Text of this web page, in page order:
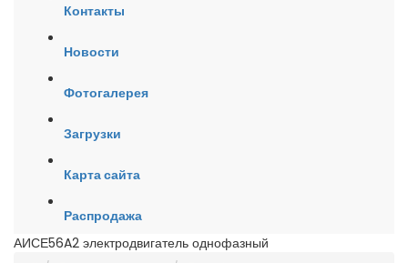
Контакты
Новости
Фотогалерея
Загрузки
Карта сайта
Распродажа
АИСЕ56A2 электродвигатель однофазный